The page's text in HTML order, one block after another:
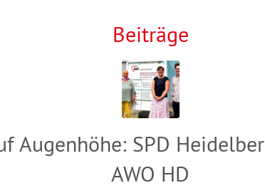
Beiträge
Augenhöhe: SPD
AWO HD